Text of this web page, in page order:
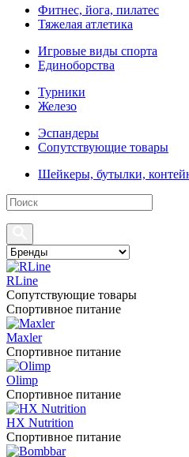
Фитнес, йога, пилатес
Тяжелая атлетика
Игровые виды спорта
Единоборства
Турники
Железо
Эспандеры
Сопутствующие товары
Шейкеры, бутылки,
RLine
Сопутствующие товары
Спортивное питание
Maxler
Спортивное питание
Olimp
Спортивное питание
HX Nutrition
Спортивное питание